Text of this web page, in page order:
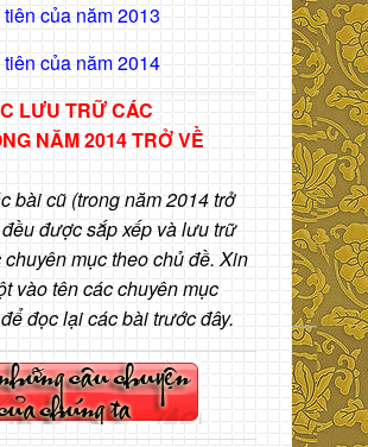
của năm 2013
của năm 2014
LƯU TRỮ CÁC
NĂM 2014 TRỞ VỀ
bài cũ (trong năm 2014 trở
được sắp xếp và lưu trữ
chuyên mục theo chủ đề. Xin
vào tên các chuyên mục
đọc lại các bài trước đây.